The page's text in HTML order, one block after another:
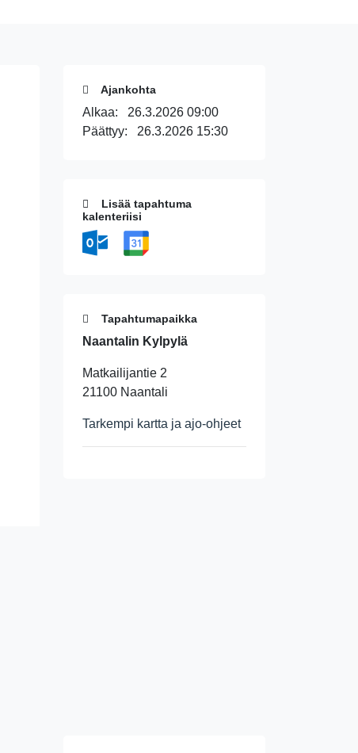
Ajankohta
Alkaa: 26.3.2026 09:00
Päättyy: 26.3.2026 15:30
Lisää tapahtuma
kalenteriisi
Tapahtumapaikka
Naantalin Kylpylä
Matkailijantie 2
21100 Naantali
Tarkempi kartta ja ajo-ohjeet